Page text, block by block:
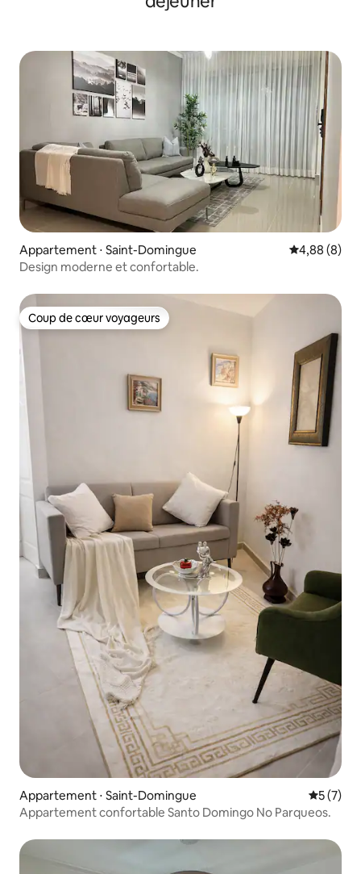
Appartement ⋅ Saint-Domingue Évaluation
4,88 (8)
Design moderne et confortable.
Coup de cœur voyageurs
Coup de cœur voyageurs
Appartement ⋅ Saint-Domingue
5 (7)
Appartement confortable Santo Domingo No Parqueos.